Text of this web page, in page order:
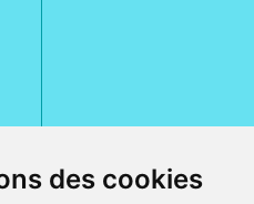
des cookies
centre
, 32 rue Jeanne d' Harcourt, 80300 Albert.